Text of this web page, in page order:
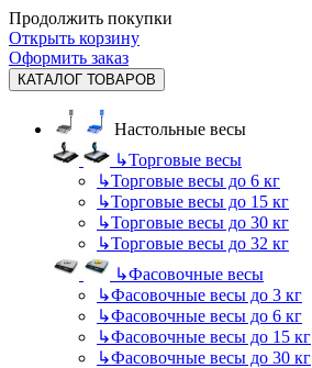
Продолжить покупки
Открыть корзину
Оформить заказ
КАТАЛОГ ТОВАРОВ
Настольные весы
↳Торговые весы
↳Торговые весы до 6 кг
↳Торговые весы до 15 кг
↳Торговые весы до 30 кг
↳Торговые весы до 32 кг
↳Фасовочные весы
↳Фасовочные весы до 3 кг
↳Фасовочные весы до 6 кг
↳Фасовочные весы до 15 кг
↳Фасовочные весы до 30 кг